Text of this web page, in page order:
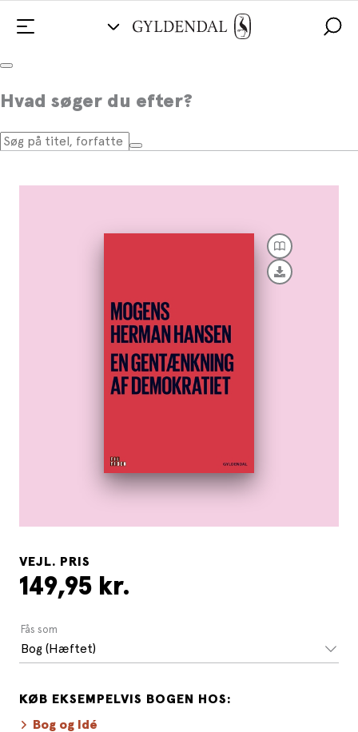
Hvad søger du efter?
En gentænkning af demokratiet
VEJL. PRIS
149,95 kr.
Fås som
Bog (Hæftet)
KØB EKSEMPELVIS BOGEN HOS:
Bog og Idé